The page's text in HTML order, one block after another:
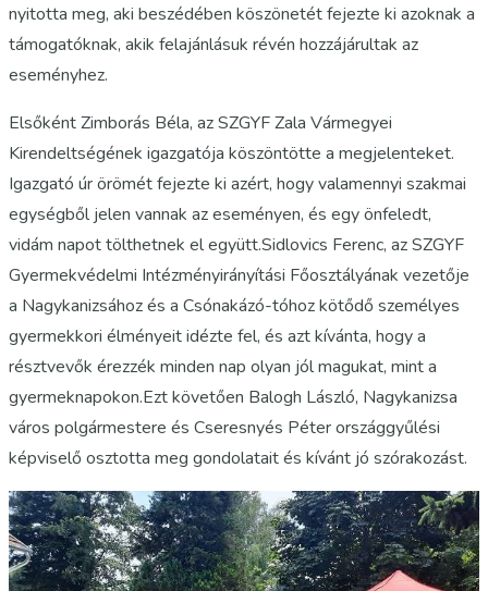
nyitotta meg, aki beszédében köszönetét fejezte ki azoknak a
támogatóknak, akik felajánlásuk révén hozzájárultak az
eseményhez.
Elsőként Zimborás Béla, az SZGYF Zala Vármegyei
Kirendeltségének igazgatója köszöntötte a megjelenteket.
Igazgató úr örömét fejezte ki azért, hogy valamennyi szakmai
egységből jelen vannak az eseményen, és egy önfeledt,
vidám napot tölthetnek el együtt.Sidlovics Ferenc, az SZGYF
Gyermekvédelmi Intézményirányítási Főosztályának vezetője
a Nagykanizsához és a Csónakázó-tóhoz kötődő személyes
gyermekkori élményeit idézte fel, és azt kívánta, hogy a
résztvevők érezzék minden nap olyan jól magukat, mint a
gyermeknapokon.Ezt követően Balogh László, Nagykanizsa
város polgármestere és Cseresnyés Péter országgyűlési
képviselő osztotta meg gondolatait és kívánt jó szórakozást.